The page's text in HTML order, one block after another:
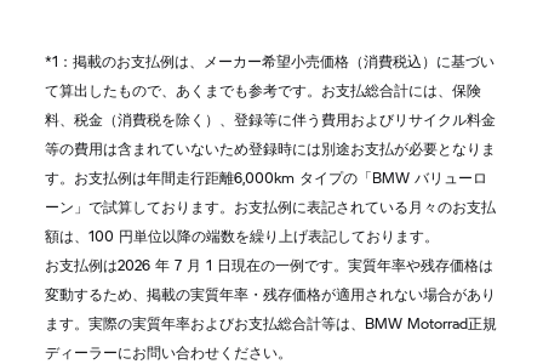
*1：掲載のお支払例は、メーカー希望小売価格（消費税込）に基づい
て算出したもので、あくまでも参考です。お支払総合計には、保険
料、税金（消費税を除く）、登録等に伴う費用およびリサイクル料金
等の費用は含まれていないため登録時には別途お支払が必要となりま
す。お支払例は年間走行距離6,000km タイプの「BMW バリューロ
ーン」で試算しております。お支払例に表記されている月々のお支払
額は、100 円単位以降の端数を繰り上げ表記しております。
お支払例は2026 年 7 月 1 日現在の一例です。実質年率や残存価格は
変動するため、掲載の実質年率・残存価格が適用されない場合があり
ます。実際の実質年率およびお支払総合計等は、BMW Motorrad正規
ディーラーにお問い合わせください。